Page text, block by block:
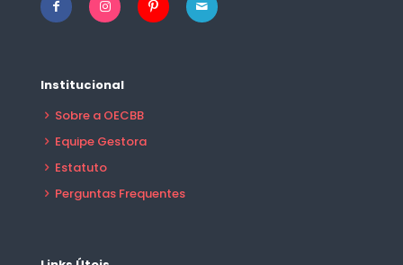
Institucional
Sobre a OECBB
Equipe Gestora
Estatuto
Perguntas Frequentes